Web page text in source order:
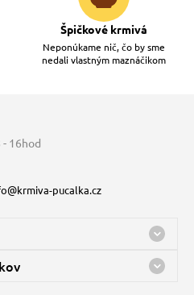
Špičkové krmivá
Neponúkame nič, čo by sme
nedali vlastným maznáčikom
- 16hod
pucalka.cz
zatvorené